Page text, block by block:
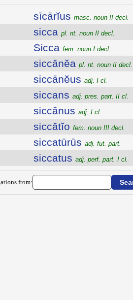
sīcārĭus masc. noun II decl.
sicca pl. nt. noun II decl.
Sicca fem. noun I decl.
siccānĕa pl. nt. noun II decl.
siccānĕus adj. I cl.
siccans adj. pres. part. II cl.
siccānus adj. I cl.
siccātĭo fem. noun III decl.
siccatūrūs adj. fut. part.
siccatus adj. perf. part. I cl.
from: